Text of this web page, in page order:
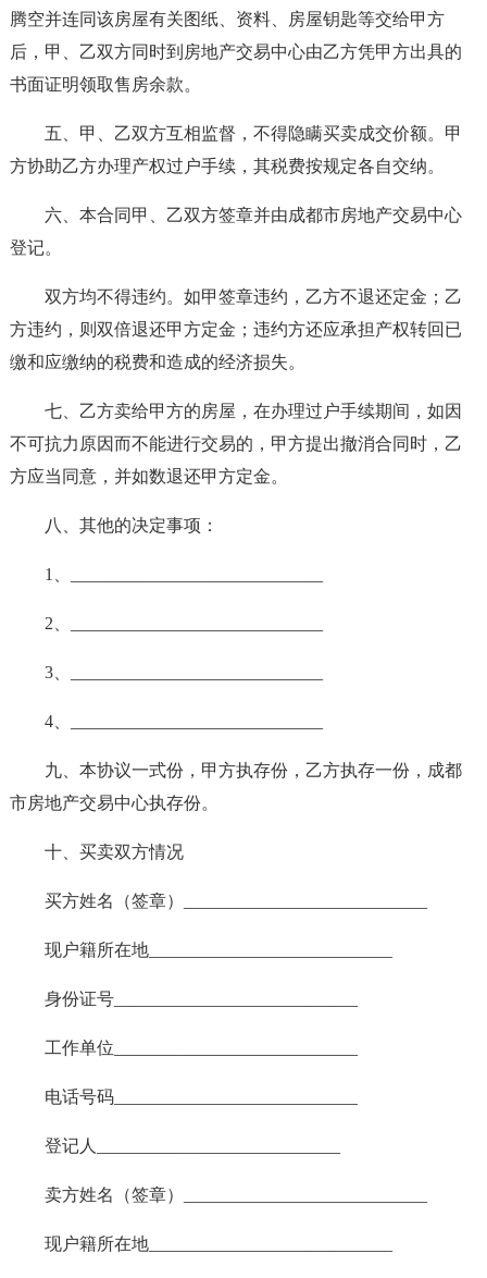
腾空并连同该房屋有关图纸、资料、房屋钥匙等交给甲方
后，甲、乙双方同时到房地产交易中心由乙方凭甲方出具的
书面证明领取售房余款。
五、甲、乙双方互相监督，不得隐瞒买卖成交价额。甲
方协助乙方办理产权过户手续，其税费按规定各自交纳。
六、本合同甲、乙双方签章并由成都市房地产交易中心
登记。
双方均不得违约。如甲签章违约，乙方不退还定金；乙
方违约，则双倍退还甲方定金；违约方还应承担产权转回已
缴和应缴纳的税费和造成的经济损失。
七、乙方卖给甲方的房屋，在办理过户手续期间，如因
不可抗力原因而不能进行交易的，甲方提出撤消合同时，乙
方应当同意，并如数退还甲方定金。
八、其他的决定事项：
1、_____________________________
2、_____________________________
3、_____________________________
4、_____________________________
九、本协议一式份，甲方执存份，乙方执存一份，成都
市房地产交易中心执存份。
十、买卖双方情况
买方姓名（签章）____________________________
现户籍所在地____________________________
身份证号____________________________
工作单位____________________________
电话号码____________________________
登记人____________________________
卖方姓名（签章）____________________________
现户籍所在地____________________________